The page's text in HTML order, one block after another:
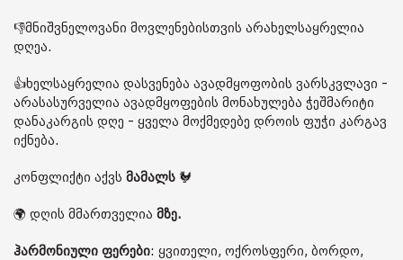
👎მნიშვნელოვანი მოვლენებისთვის არახელსაყრელია
დღეა.
👍ხელსაყრელია დასვენება ავადმყოფობის ვარსკვლავი -
არასასურველია ავადმყოფების მონახულება ჭეშმარიტი
დანაკარგის დღე - ყველა მოქმედებე დროის ფუჭი კარგავ
იქნება.
კონფლიქტი აქვს მამალს 🐓
🌍 დღის მმართველია მზე.
ჰარმონიული ფერები: ყვითელი, ოქროსფერი, ბორდო,